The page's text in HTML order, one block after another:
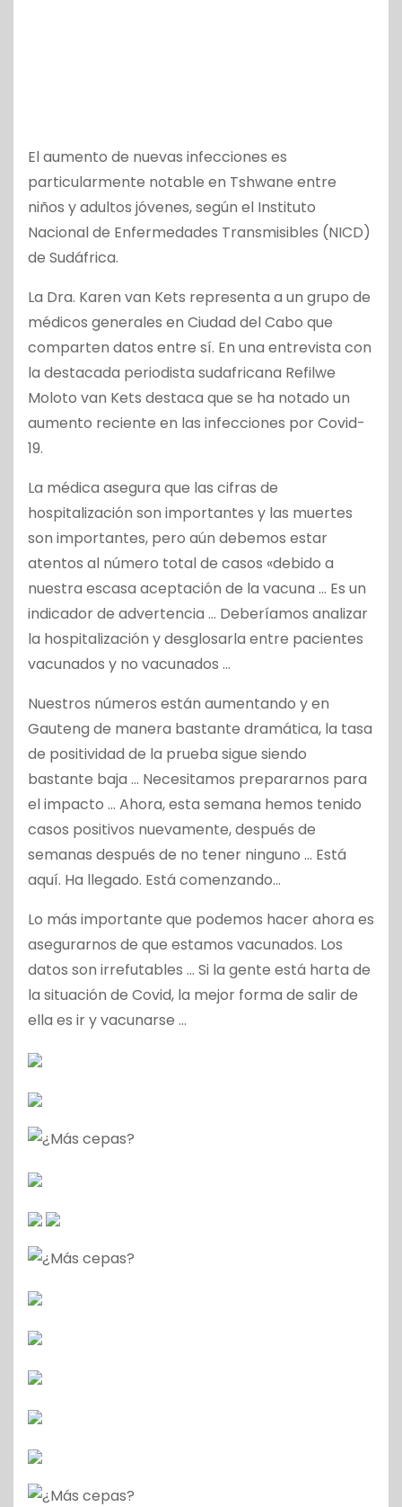
El aumento de nuevas infecciones es
particularmente notable en Tshwane entre
niños y adultos jóvenes, según el Instituto
Nacional de Enfermedades Transmisibles (NICD)
de Sudáfrica.
La Dra. Karen van Kets representa a un grupo de
médicos generales en Ciudad del Cabo que
comparten datos entre sí. En una entrevista con
la destacada periodista sudafricana Refilwe
Moloto van Kets destaca que se ha notado un
aumento reciente en las infecciones por Covid-
19.
La médica asegura que las cifras de
hospitalización son importantes y las muertes
son importantes, pero aún debemos estar
atentos al número total de casos «debido a
nuestra escasa aceptación de la vacuna … Es un
indicador de advertencia … Deberíamos analizar
la hospitalización y desglosarla entre pacientes
vacunados y no vacunados …
Nuestros números están aumentando y en
Gauteng de manera bastante dramática, la tasa
de positividad de la prueba sigue siendo
bastante baja … Necesitamos prepararnos para
el impacto … Ahora, esta semana hemos tenido
casos positivos nuevamente, después de
semanas después de no tener ninguno … Está
aquí. Ha llegado. Está comenzando…
Lo más importante que podemos hacer ahora es
asegurarnos de que estamos vacunados. Los
datos son irrefutables … Si la gente está harta de
la situación de Covid, la mejor forma de salir de
ella es ir y vacunarse …